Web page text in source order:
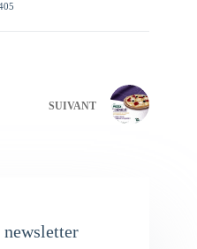
SUIVANT